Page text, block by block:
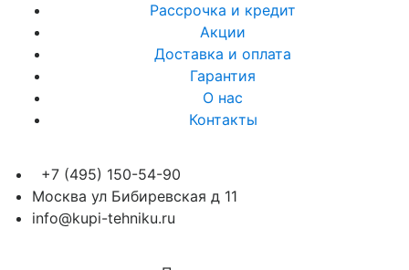
Рассрочка и кредит
Акции
Доставка и оплата
Гарантия
О нас
Контакты
+7 (495) 150-54-90
Москва ул Бибиревская д 11
info@kupi-tehniku.ru